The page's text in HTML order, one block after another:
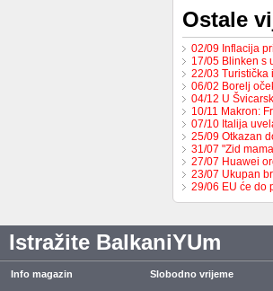
Ostale
02/09 Inflacija
17/05 Blinken s
22/03
06/02 Borelj
04/12 U
10/11 Makron:
07/10 Italija
25/09 Otkazan
31/07 "Zid
27/07 Huawei
23/07 Ukupan
29/06 EU će do
Istražite BalkaniYUm
Info magazin Slobodno vrijeme